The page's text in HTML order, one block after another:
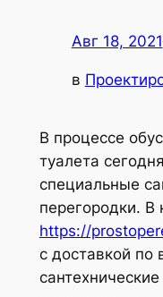
Авг 18, 2021
в
В процессе
туалета
специальные
перегородки. В
https://
с доставкой по